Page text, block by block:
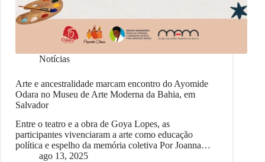
Notícias
Arte e ancestralidade marcam encontro do Ayomide
Odara no Museu de Arte Moderna da Bahia, em
Salvador
Entre o teatro e a obra de Goya Lopes, as
participantes vivenciaram a arte como educação
política e espelho da memória coletiva Por Joanna…
ago 13, 2025